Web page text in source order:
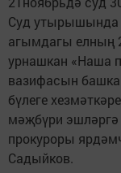
Суд утырышында
агымдагы елның
урнашкан «Наша
вазифасын
бүлеге
мәҗбүри
прокуроры
Садыйков.